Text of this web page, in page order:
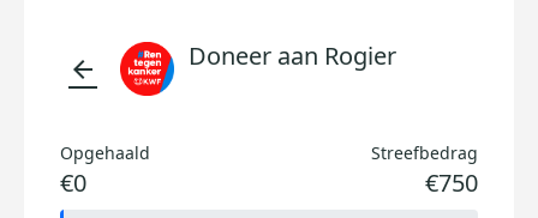
arrow_back Doneer aan Rogier
Opgehaald
€0
Streefbedrag
€750